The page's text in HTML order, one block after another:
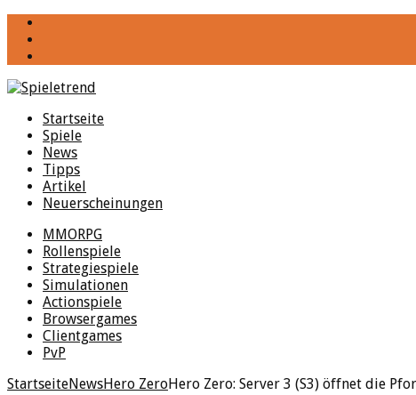
Startseite
Spiele
News
Tipps
Artikel
Neuerscheinungen
MMORPG
Rollenspiele
Strategiespiele
Simulationen
Actionspiele
Browsergames
Clientgames
PvP
StartseiteNewsHero ZeroHero Zero: Server 3 (S3) öffnet die